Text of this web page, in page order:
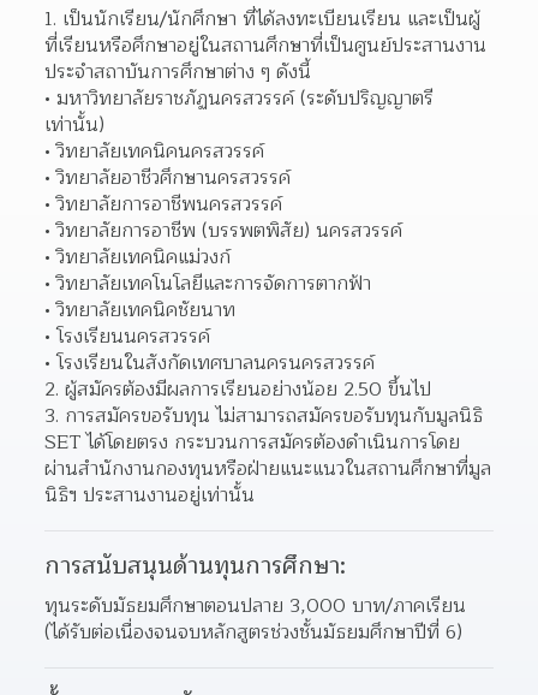
1. เป็นนักเรียน/นักศึกษา ที่ได้ลงทะเบียนเรียน และเป็นผู้
ที่เรียนหรือศึกษาอยู่ในสถานศึกษาที่เป็นศูนย์ประสานงาน
ประจำสถาบันการศึกษาต่าง ๆ ดังนี้
มหาวิทยาลัยราชภัฏนครสวรรค์ (ระดับปริญญาตรี
เท่านั้น)
วิทยาลัยเทคนิคนครสวรรค์
วิทยาลัยอาชีวศึกษานครสวรรค์
วิทยาลัยการอาชีพนครสวรรค์
วิทยาลัยการอาชีพ (บรรพตพิสัย) นครสวรรค์
วิทยาลัยเทคนิคแม่วงก์
วิทยาลัยเทคโนโลยีและการจัดการตากฟ้า
วิทยาลัยเทคนิคชัยนาท
โรงเรียนนครสวรรค์
โรงเรียนในสังกัดเทศบาลนครนครสวรรค์
2. ผู้สมัครต้องมีผลการเรียนอย่างน้อย 2.50 ขึ้นไป
3. การสมัครขอรับทุน ไม่สามารถสมัครขอรับทุนกับมูลนิธิ
SET ได้โดยตรง กระบวนการสมัครต้องดำเนินการโดย
ผ่านสำนักงานกองทุนหรือฝ่ายแนะแนวในสถานศึกษาที่มูล
นิธิฯ ประสานงานอยู่เท่านั้น
การสนับสนุนด้านทุนการศึกษา:
ทุนระดับมัธยมศึกษาตอนปลาย 3,000 บาท/ภาคเรียน
(ได้รับต่อเนื่องจนจบหลักสูตรช่วงชั้นมัธยมศึกษาปีที่ 6)